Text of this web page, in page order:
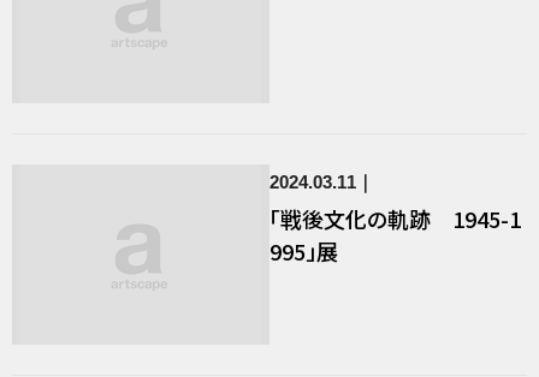
2024.03.11
「戦後文化の軌跡 1945-1
995」展